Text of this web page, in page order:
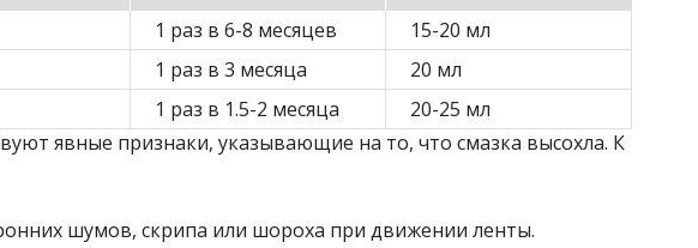
1 раз в 6-8 месяцев
15-20 мл
1 раз в 3 месяца
20 мл
1 раз в 1.5-2 месяца
20-25 мл
явные признаки, указывающие на то, что смазка высохла. К
шумов, скрипа или шороха при движении ленты.